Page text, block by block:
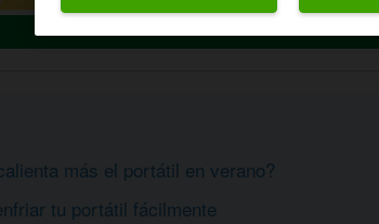
más el portátil en verano?
tu portátil fácilmente